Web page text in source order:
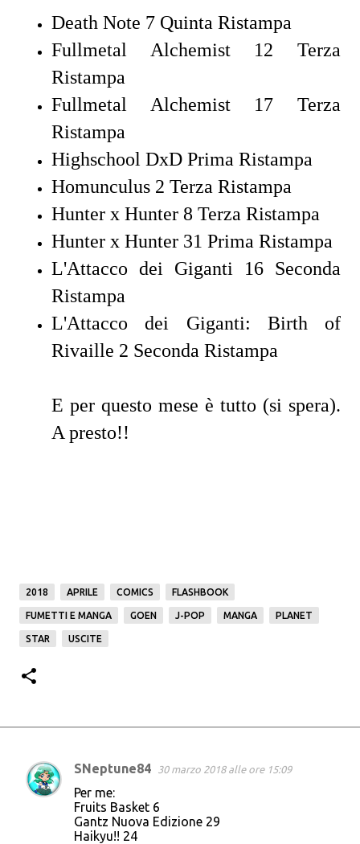
Death Note 7 Quinta Ristampa
Fullmetal Alchemist 12 Terza
Ristampa
Fullmetal Alchemist 17 Terza
Ristampa
Highschool DxD Prima Ristampa
Homunculus 2 Terza Ristampa
Hunter x Hunter 8 Terza Ristampa
Hunter x Hunter 31 Prima Ristampa
L'Attacco dei Giganti 16 Seconda
Ristampa
L'Attacco dei Giganti: Birth of
Rivaille 2 Seconda Ristampa
E per questo mese è tutto (si spera).
A presto!!
2018 APRILE COMICS FLASHBOOK
FUMETTI E MANGA GOEN J-POP MANGA PLANET
STAR USCITE
C
SNeptune84 30 marzo 2018 alle ore 15:09
Per me:
Fruits Basket 6
Gantz Nuova Edizione 29
Haikyu!! 24